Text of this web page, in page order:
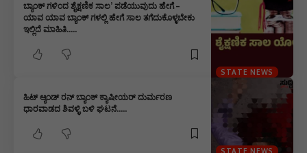
STATE NEWS
ಬ್ಯಾಂಕ್ ಗಳಿಂದ ಶೈಕ್ಷಣಿಕ ಸಾಲ’ ಪಡೆಯುವುದು ಹೇಗೆ –
ಯಾವ ಯಾವ ಬ್ಯಾಂಕ್ ಗಳಲ್ಲಿ ಹೇಗೆ ಸಾಲ ತಗೆದುಕೊಳ್ಳಬೇಕು
ಇಲ್ಲಿದೆ ಮಾಹಿತಿ…..
STATE NEWS
ಹಿಟ್ ಆ್ಯಂಡ್ ರನ್ ಬ್ಯಾಂಕ್ ಕ್ಯಾಷೀಯರ್ ದುರ್ಮರಣ
ಧಾರವಾಡದ ಶಿವಳ್ಳಿ ಬಳಿ ಘಟನೆ…..